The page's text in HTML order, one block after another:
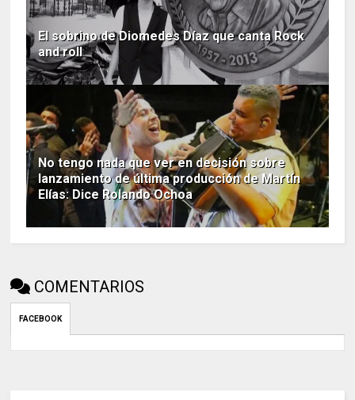
El sobrino de Diomedes Díaz que canta Rock
and roll
No tengo nada que ver en decisión sobre
lanzamiento de última producción de Martín
Elías: Dice Rolando Ochoa
COMENTARIOS
FACEBOOK